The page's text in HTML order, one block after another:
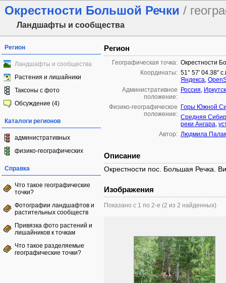
Окрестности Большой Речки /
Ландшафты и сообщества
Регион
Ландшафты и сообщества
Растения и лишайники
Таксоны с фото
Обсуждение (4)
Каталоги регионов
административных
физико-географических
Справка
Что такое географические
точки?
Фотографии ландшафтов и
растительных сообществ
Привязка фото растений и
лишайников к точкам
Что такое разделяемые
географические точки?
Регион
Географическая точка: Окрестности
Координаты: 51° 57′ 04.38″
Яндекса,
Административное
положение:
Россия,
Физико-географическое
положение:
Горы Южной
Средняя
реки Ангара,
Автор: Людмила
Описание
Окрестности пос. Большая Речка.
Изображения
Показано с 1 по 2-е (2 из 2 найденных)